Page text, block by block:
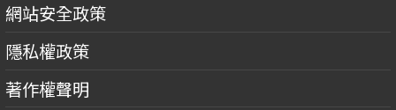
網站安全政策
隱私權政策
著作權聲明